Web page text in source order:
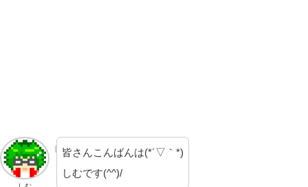
皆さんこんばんは(*´▽｀*)
しむです(^^)/